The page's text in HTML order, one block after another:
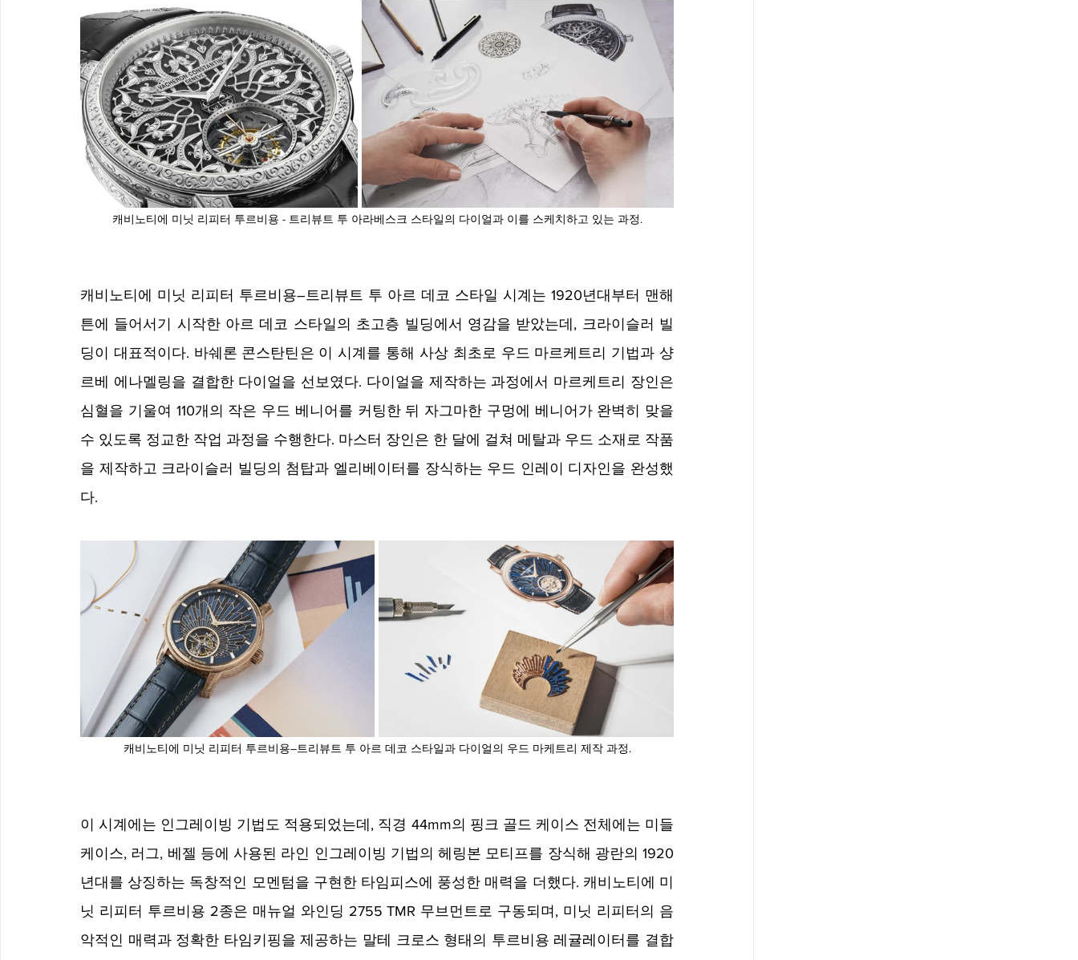
캐비노티에 미닛 리피터 투르비용 - 트리뷰트 투 아라베스크 스타일의 다이얼과 이를 스케치하고 있는 과정.
캐비노티에 미닛 리피터 투르비용–트리뷰트 투 아르 데코 스타일 시계는 1920년대부터 맨해
튼에 들어서기 시작한 아르 데코 스타일의 초고층 빌딩에서 영감을 받았는데, 크라이슬러 빌
딩이 대표적이다. 바쉐론 콘스탄틴은 이 시계를 통해 사상 최초로 우드 마르케트리 기법과 샹
르베 에나멜링을 결합한 다이얼을 선보였다. 다이얼을 제작하는 과정에서 마르케트리 장인은
심혈을 기울여 110개의 작은 우드 베니어를 커팅한 뒤 자그마한 구멍에 베니어가 완벽히 맞을
수 있도록 정교한 작업 과정을 수행한다. 마스터 장인은 한 달에 걸쳐 메탈과 우드 소재로 작품
을 제작하고 크라이슬러 빌딩의 첨탑과 엘리베이터를 장식하는 우드 인레이 디자인을 완성했
다.
캐비노티에 미닛 리피터 투르비용–트리뷰트 투 아르 데코 스타일과 다이얼의 우드 마케트리 제작 과정.
이 시계에는 인그레이빙 기법도 적용되었는데, 직경 44mm의 핑크 골드 케이스 전체에는 미들
케이스, 러그, 베젤 등에 사용된 라인 인그레이빙 기법의 헤링본 모티프를 장식해 광란의 1920
년대를 상징하는 독창적인 모멘텀을 구현한 타임피스에 풍성한 매력을 더했다. 캐비노티에 미
닛 리피터 투르비용 2종은 매뉴얼 와인딩 2755 TMR 무브먼트로 구동되며, 미닛 리피터의 음
악적인 매력과 정확한 타임키핑을 제공하는 말테 크로스 형태의 투르비용 레귤레이터를 결합